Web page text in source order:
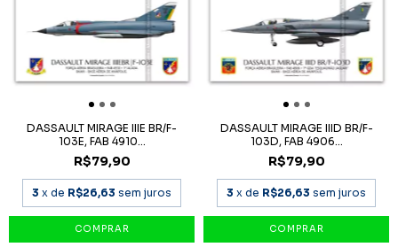
DASSAULT MIRAGE IIIE BR/F-
103E, FAB 4910...
R$79,90
3 x de R$26,63 sem juros
DASSAULT MIRAGE IIID BR/F-
103D, FAB 4906...
R$79,90
3 x de R$26,63 sem juros